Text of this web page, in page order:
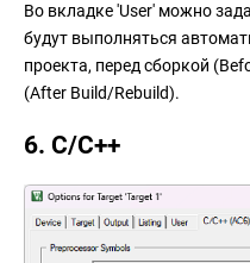
Во вкладке 'User' можно
будут выполняться
проекта, перед сборкой
(After Build/Rebuild).
6. C/C++